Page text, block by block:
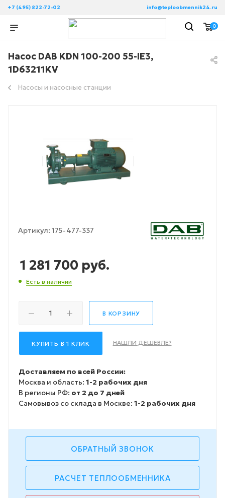
+7 (495) 822-72-02 info@teploobmennik24.ru
0
Насос DAB KDN 100-200 55-IE3,
1D63211KV
Насосы и насосные станции
Артикул: 175-477-337
1 281 700 руб.
Есть в наличии
В КОРЗИНУ
КУПИТЬ В 1 КЛИК НАШЛИ ДЕШЕВЛЕ?
Доставляем по всей России:
Москва и область: 1-2 рабочих дня
В регионы РФ: от 2 до 7 дней
Самовывоз со склада в Москве: 1-2 рабочих дня
ОБРАТНЫЙ ЗВОНОК
РАСЧЕТ ТЕПЛООБМЕННИКА